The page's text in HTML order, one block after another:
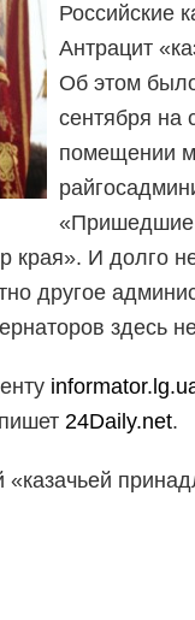
Российские
Антрацит
Об этом
сентября на
помещении
«Пришедшие
края». И долго
другое
здесь
24Daily.net.